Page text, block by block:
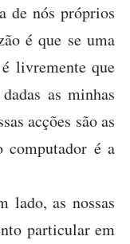
de nós próprios
é que se uma
livremente que
as minhas
acções são as
computador é a
lado, as nossas
particular em